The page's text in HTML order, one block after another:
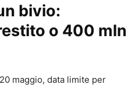
bivio:
o 400 mln
maggio, data limite per